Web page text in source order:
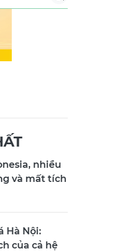
nhiều
và mất tích
Hà Nội:
của cả hệ